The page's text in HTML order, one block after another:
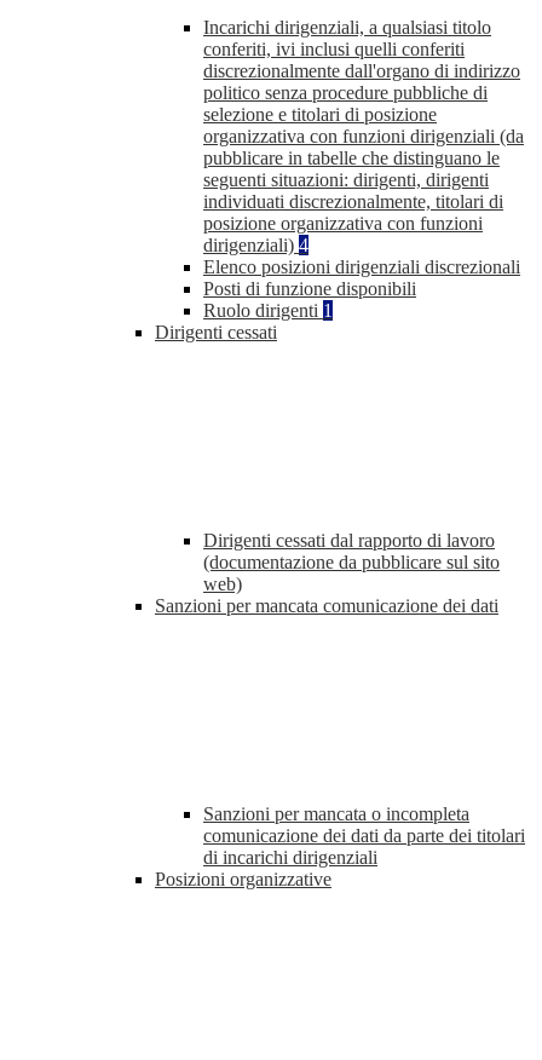
Incarichi dirigenziali, a qualsiasi titolo
conferiti, ivi inclusi quelli conferiti
discrezionalmente dall'organo di indirizzo
politico senza procedure pubbliche di
selezione e titolari di posizione
organizzativa con funzioni dirigenziali (da
pubblicare in tabelle che distinguano le
seguenti situazioni: dirigenti, dirigenti
individuati discrezionalmente, titolari di
posizione organizzativa con funzioni
dirigenziali) 4
Elenco posizioni dirigenziali discrezionali
Posti di funzione disponibili
Ruolo dirigenti 1
Dirigenti cessati
Dirigenti cessati dal rapporto di lavoro
(documentazione da pubblicare sul sito
web)
Sanzioni per mancata comunicazione dei dati
Sanzioni per mancata o incompleta
comunicazione dei dati da parte dei titolari
di incarichi dirigenziali
Posizioni organizzative